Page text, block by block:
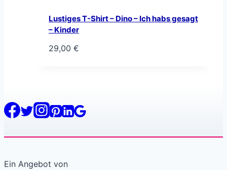
Lustiges T-Shirt – Dino – Ich habs gesagt
– Kinder
29,00 €
Ein Angebot von